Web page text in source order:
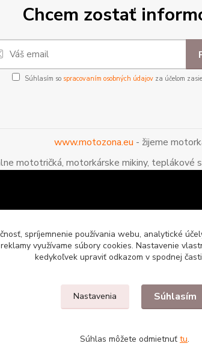
Chcem zostať
Súhlasím so spracovaním osobných údajov za účelom
www.motozona.eu - žijeme
mototričká, motorkárske mikiny, teplákové
spríjemnenie používania webu, analytické
využívame súbory cookies. Nastavenie
kedykoľvek upraviť odkazom v spodnej
Nastavenia Súhlasím
Súhlas môžete odmietnuť tu.